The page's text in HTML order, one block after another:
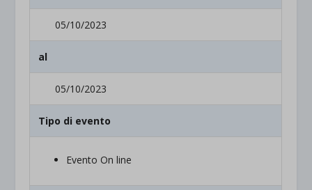
05/10/2023
al
05/10/2023
Tipo di evento
Evento On line